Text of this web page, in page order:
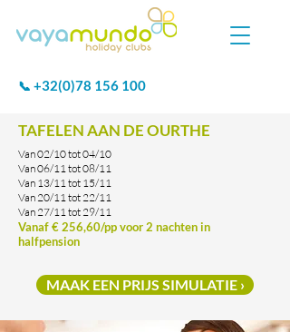
📞 +32(0)78 156 100
TAFELEN AAN DE OURTHE
Van 02/10 tot 04/10
Van 06/11 tot 08/11
Van 13/11 tot 15/11
Van 20/11 tot 22/11
Van 27/11 tot 29/11
Vanaf € 256,60/pp voor 2 nachten in
halfpension
MAAK EEN PRIJS SIMULATIE ›